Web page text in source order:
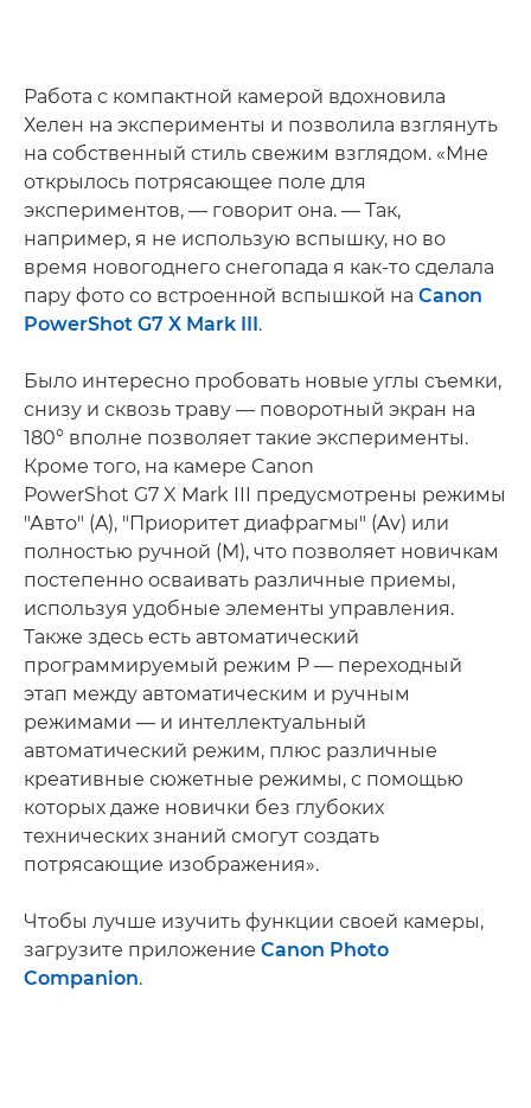
Работа с компактной камерой вдохновила
Хелен на эксперименты и позволила взглянуть
на собственный стиль свежим взглядом. «Мне
открылось потрясающее поле для
экспериментов, — говорит она. — Так,
например, я не использую вспышку, но во
время новогоднего снегопада я как-то сделала
пару фото со встроенной вспышкой на Canon
PowerShot G7 X Mark III.
Было интересно пробовать новые углы съемки,
снизу и сквозь траву — поворотный экран на
180° вполне позволяет такие эксперименты.
Кроме того, на камере Canon
PowerShot G7 X Mark III предусмотрены режимы
"Авто" (A), "Приоритет диафрагмы" (Av) или
полностью ручной (M), что позволяет новичкам
постепенно осваивать различные приемы,
используя удобные элементы управления.
Также здесь есть автоматический
программируемый режим P — переходный
этап между автоматическим и ручным
режимами — и интеллектуальный
автоматический режим, плюс различные
креативные сюжетные режимы, с помощью
которых даже новички без глубоких
технических знаний смогут создать
потрясающие изображения».
Чтобы лучше изучить функции своей камеры,
загрузите приложение Canon Photo
Companion.